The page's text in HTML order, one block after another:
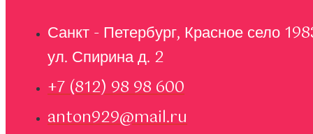
Санкт - Петербург, Красное село
ул. Спирина д. 2
+7 (812) 98 98 600
anton929@mail.ru